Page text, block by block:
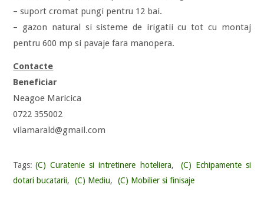
– suport cromat pungi pentru 12 bai.
– gazon natural si sisteme de irigatii cu tot cu montaj
pentru 600 mp si pavaje fara manopera.
Contacte
Beneficiar
Neagoe Maricica
0722 355002
vilamarald@gmail.com
Tags: (C) Curatenie si intretinere hoteliera,
(C) Echipamente si
dotari bucatarii, (C) Mediu, (C) Mobilier si finisaje